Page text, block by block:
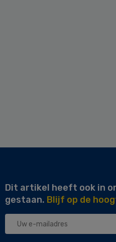
Dit artikel heeft ook in
gestaan. Blijf op de
Uw